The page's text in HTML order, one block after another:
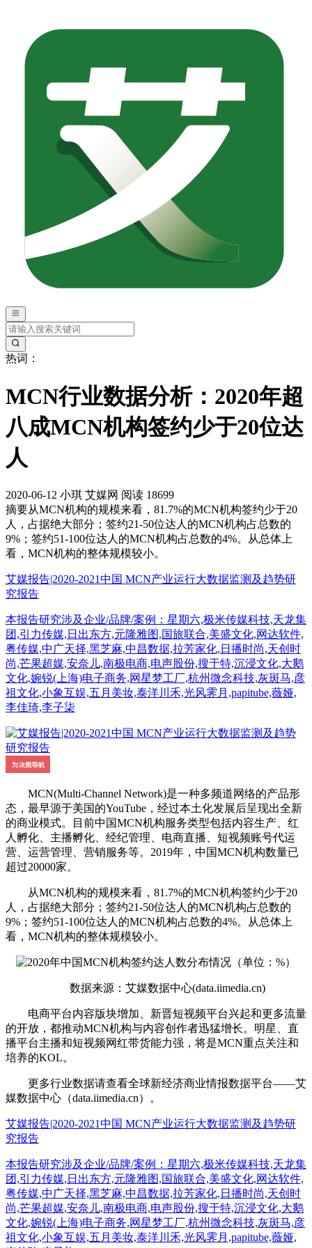
热词：
MCN行业数据分析：2020年超
八成MCN机构签约少于20位达
人
2020-06-12 小琪 艾媒网 阅读 18699
摘要从MCN机构的规模来看，81.7%的MCN机构签约少于20
人，占据绝大部分；签约21-50位达人的MCN机构占总数的
9%；签约51-100位达人的MCN机构占总数的4%。从总体上
看，MCN机构的整体规模较小。
艾媒报告|2020-2021中国 MCN产业运行大数据监测及趋势研
究报告
本报告研究涉及企业/品牌/案例：星期六,极米传媒科技,天龙集
团,引力传媒,日出东方,元隆雅图,国旅联合,美盛文化,网达软件,
粤传媒,中广天择,黑芝麻,中昌数据,拉芳家化,日播时尚,天创时
尚,芒果超媒,安奈儿,南极电商,电声股份,搜于特,沉浸文化,大鹅
文化,婉锐(上海)电子商务,网星梦工厂,杭州微念科技,灰斑马,彦
祖文化,小象互娱,五月美妆,泰洋川禾,光风霁月,papitube,薇娅,
李佳琦,李子柒
MCN(Multi-Channel Network)是一种多频道网络的产品形
态，最早源于美国的YouTube，经过本土化发展后呈现出全新
的商业模式。目前中国MCN机构服务类型包括内容生产、红
人孵化、主播孵化、经纪管理、电商直播、短视频账号代运
营、运营管理、营销服务等。2019年，中国MCN机构数量已
超过20000家。
从MCN机构的规模来看，81.7%的MCN机构签约少于20
人，占据绝大部分；签约21-50位达人的MCN机构占总数的
9%；签约51-100位达人的MCN机构占总数的4%。从总体上
看，MCN机构的整体规模较小。
数据来源：艾媒数据中心(data.iimedia.cn)
电商平台内容版块增加、新晋短视频平台兴起和更多流量
的开放，都推动MCN机构与内容创作者迅猛增长。明星、直
播平台主播和短视频网红带货能力强，将是MCN重点关注和
培养的KOL。
更多行业数据请查看全球新经济商业情报数据平台——艾
媒数据中心（data.iimedia.cn）。
艾媒报告|2020-2021中国 MCN产业运行大数据监测及趋势研
究报告
本报告研究涉及企业/品牌/案例：星期六,极米传媒科技,天龙集
团,引力传媒,日出东方,元隆雅图,国旅联合,美盛文化,网达软件,
粤传媒,中广天择,黑芝麻,中昌数据,拉芳家化,日播时尚,天创时
尚,芒果超媒,安奈儿,南极电商,电声股份,搜于特,沉浸文化,大鹅
文化,婉锐(上海)电子商务,网星梦工厂,杭州微念科技,灰斑马,彦
祖文化,小象互娱,五月美妆,泰洋川禾,光风霁月,papitube,薇娅,